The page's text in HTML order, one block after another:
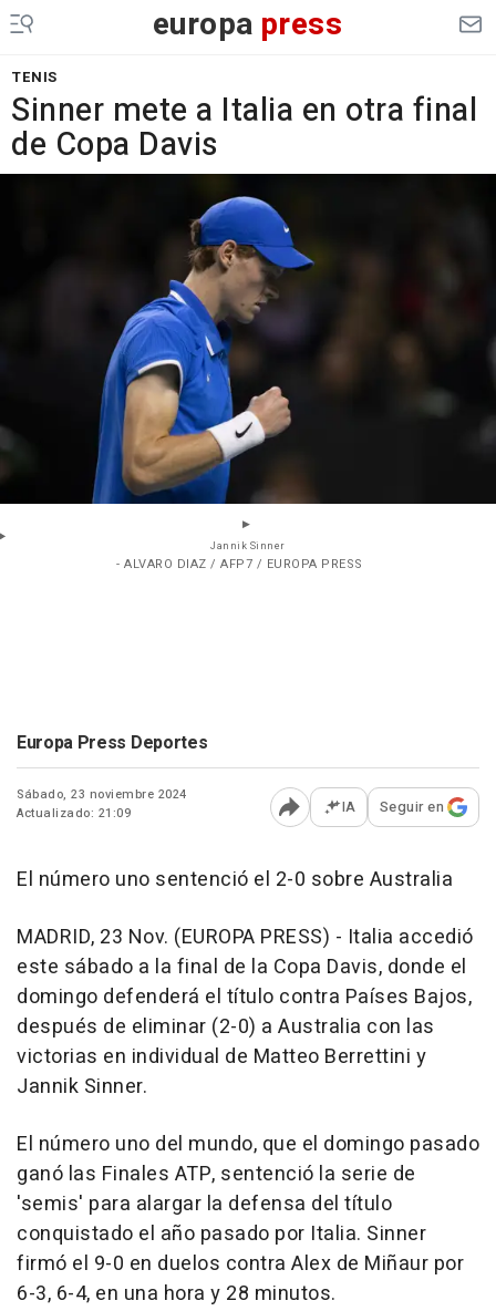
europa press
TENIS
Sinner mete a Italia en otra final
de Copa Davis
Jannik Sinner
- ALVARO DIAZ / AFP7 / EUROPA PRESS
Europa Press Deportes
Sábado, 23 noviembre 2024
Actualizado: 21:09
Abrir opciones para
IA Seguir en
El número uno sentenció el 2-0 sobre Australia
MADRID, 23 Nov. (EUROPA PRESS) - Italia accedió
este sábado a la final de la Copa Davis, donde el
domingo defenderá el título contra Países Bajos,
después de eliminar (2-0) a Australia con las
victorias en individual de Matteo Berrettini y
Jannik Sinner.
El número uno del mundo, que el domingo pasado
ganó las Finales ATP, sentenció la serie de
'semis' para alargar la defensa del título
conquistado el año pasado por Italia. Sinner
firmó el 9-0 en duelos contra Alex de Miñaur por
6-3, 6-4, en una hora y 28 minutos.